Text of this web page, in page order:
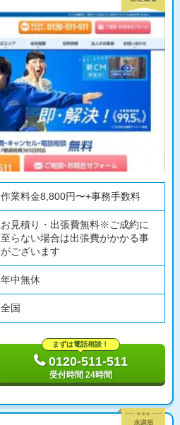
作業料金8,800円〜+事務手数料
お見積り・出張費無料※ご成約に
至らない場合は出張費がかかる事
がございます
年中無休
全国
まずは電話相談！
0120-511-511
受付時間 24時間